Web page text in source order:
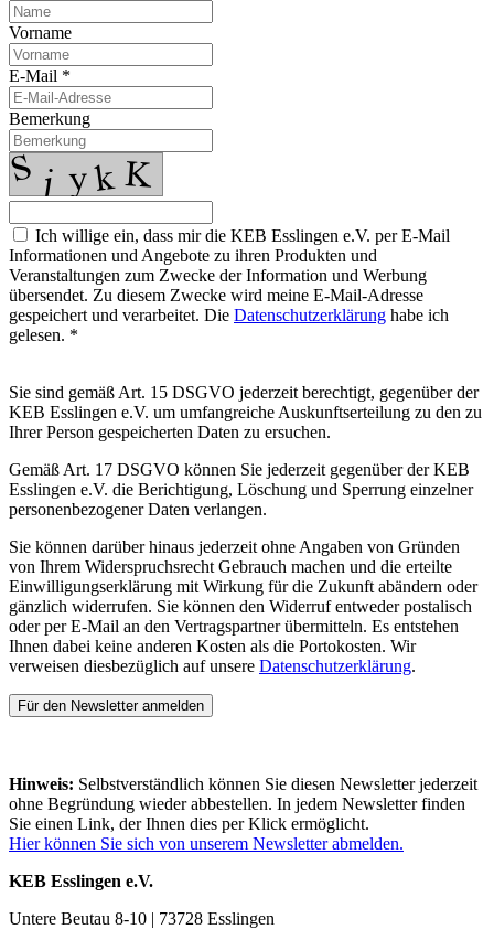
Vorname
E-Mail *
Bemerkung
Ich willige ein, dass mir die KEB Esslingen e.V. per E-Mail
Informationen und Angebote zu ihren Produkten und
Veranstaltungen zum Zwecke der Information und Werbung
übersendet. Zu diesem Zwecke wird meine E-Mail-Adresse
gespeichert und verarbeitet. Die Datenschutzerklärung habe ich
gelesen. *
Sie sind gemäß Art. 15 DSGVO jederzeit berechtigt, gegenüber der
KEB Esslingen e.V. um umfangreiche Auskunftserteilung zu den zu
Ihrer Person gespeicherten Daten zu ersuchen.
Gemäß Art. 17 DSGVO können Sie jederzeit gegenüber der KEB
Esslingen e.V. die Berichtigung, Löschung und Sperrung einzelner
personenbezogener Daten verlangen.
Sie können darüber hinaus jederzeit ohne Angaben von Gründen
von Ihrem Widerspruchsrecht Gebrauch machen und die erteilte
Einwilligungserklärung mit Wirkung für die Zukunft abändern oder
gänzlich widerrufen. Sie können den Widerruf entweder postalisch
oder per E-Mail an den Vertragspartner übermitteln. Es entstehen
Ihnen dabei keine anderen Kosten als die Portokosten. Wir
verweisen diesbezüglich auf unsere Datenschutzerklärung.
Für den Newsletter anmelden
Hinweis: Selbstverständlich können Sie diesen Newsletter jederzeit
ohne Begründung wieder abbestellen. In jedem Newsletter finden
Sie einen Link, der Ihnen dies per Klick ermöglicht.
Hier können Sie sich von unserem Newsletter abmelden.
KEB Esslingen e.V.
Untere Beutau 8-10 | 73728 Esslingen